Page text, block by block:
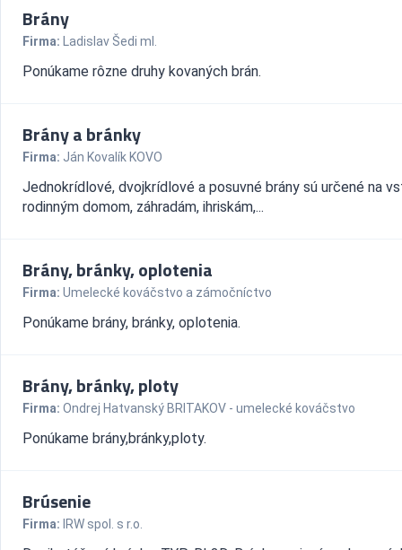
Brány
Firma: Ladislav Šedi ml.
Ponúkame rôzne druhy kovaných brán.
Brány a bránky
Firma: Ján Kovalík KOVO
Jednokrídlové, dvojkrídlové a posuvné brány sú určené na
rodinným domom, záhradám, ihriskám,...
Brány, bránky, oplotenia
Firma: Umelecké kováčstvo a zámočníctvo
Ponúkame brány, bránky, oplotenia.
Brány, bránky, ploty
Firma: Ondrej Hatvanský BRITAKOV - umelecké kováčstvo
Ponúkame brány,bránky,ploty.
Brúsenie
Firma: IRW spol. s r.o.